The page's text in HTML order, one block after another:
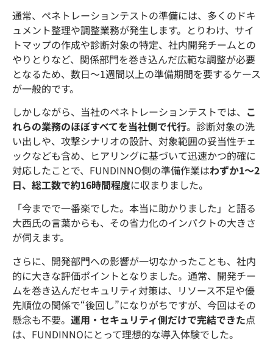
通常、ペネトレーションテストの準備には、多くのドキ
ュメント整理や調整業務が発生します。とりわけ、サイ
トマップの作成や診断対象の特定、社内開発チームとの
やりとりなど、関係部門を巻き込んだ広範な調整が必要
となるため、数日〜1週間以上の準備期間を要するケース
が一般的です。
しかしながら、当社のペネトレーションテストでは、 こ
れらの業務のほぼすべてを当社側で代行。診断対象の洗
い出しや、攻撃シナリオの設計、対象範囲の妥当性チェ
ックなども含め、ヒアリングに基づいて迅速かつ的確に
対応したことで、FUNDINNO側の準備作業はわずか1〜2
日、総工数で約16時間程度に収まりました。
「今までで一番楽でした。本当に助かりました」と語る
大西氏の言葉からも、その省力化のインパクトの大きさ
が伺えます。
さらに、開発部門への影響が一切なかったことも、社内
的に大きな評価ポイントとなりました。通常、開発チー
ムを巻き込んだセキュリティ対策は、リソース不足や優
先順位の関係で“後回し”になりがちですが、今回はその
懸念も不要。 運用・セキュリティ側だけで完結できた点
は、FUNDINNOにとって理想的な導入体験でした。